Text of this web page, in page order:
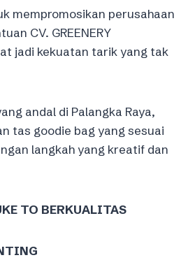
mempromosikan perusahaan
CV. GREENERY
jadi kekuatan tarik yang tak
andal di Palangka Raya,
tas goodie bag yang sesuai
langkah yang kreatif dan
TO BERKUALITAS